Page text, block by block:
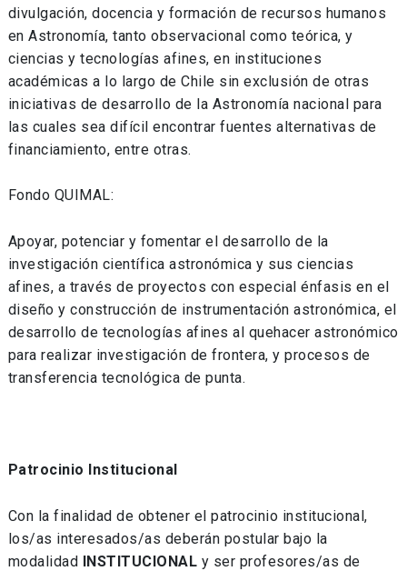
divulgación, docencia y formación de recursos humanos
en Astronomía, tanto observacional como teórica, y
ciencias y tecnologías afines, en instituciones
académicas a lo largo de Chile sin exclusión de otras
iniciativas de desarrollo de la Astronomía nacional para
las cuales sea difícil encontrar fuentes alternativas de
financiamiento, entre otras.
Fondo QUIMAL:
Apoyar, potenciar y fomentar el desarrollo de la
investigación científica astronómica y sus ciencias
afines, a través de proyectos con especial énfasis en el
diseño y construcción de instrumentación astronómica, el
desarrollo de tecnologías afines al quehacer astronómico
para realizar investigación de frontera, y procesos de
transferencia tecnológica de punta.
Patrocinio Institucional
Con la finalidad de obtener el patrocinio institucional,
los/as interesados/as deberán postular bajo la
modalidad INSTITUCIONAL y ser profesores/as de